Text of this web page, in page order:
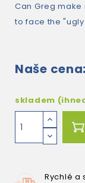
Can Greg make
to face the
Naše cena:
skladem
Rychlé a